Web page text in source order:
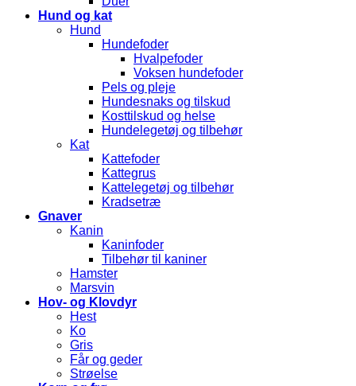
Hund og kat
Hund
Hundefoder
Hvalpefoder
Voksen hundefoder
Pels og pleje
Hundesnaks og tilskud
Kosttilskud og helse
Hundelegetøj og tilbehør
Kat
Kattefoder
Kattegrus
Kattelegetøj og tilbehør
Kradsetræ
Gnaver
Kanin
Kaninfoder
Tilbehør til kaniner
Hamster
Marsvin
Hov- og Klovdyr
Hest
Ko
Gris
Får og geder
Strøelse